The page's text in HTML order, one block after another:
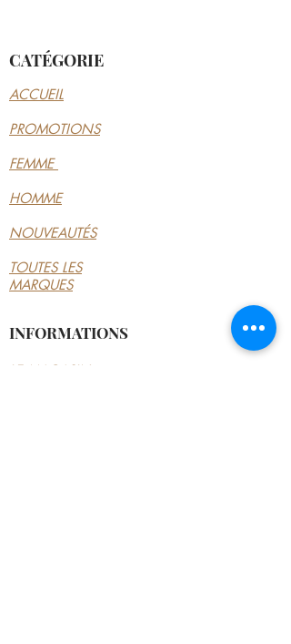
CATÉGORIE
ACCUEIL
PROMOTIONS
FEMME
HOMME
NOUVEAUTÉS
TOUTES LES
MARQUES
INFORMATIONS
LE MAGASIN